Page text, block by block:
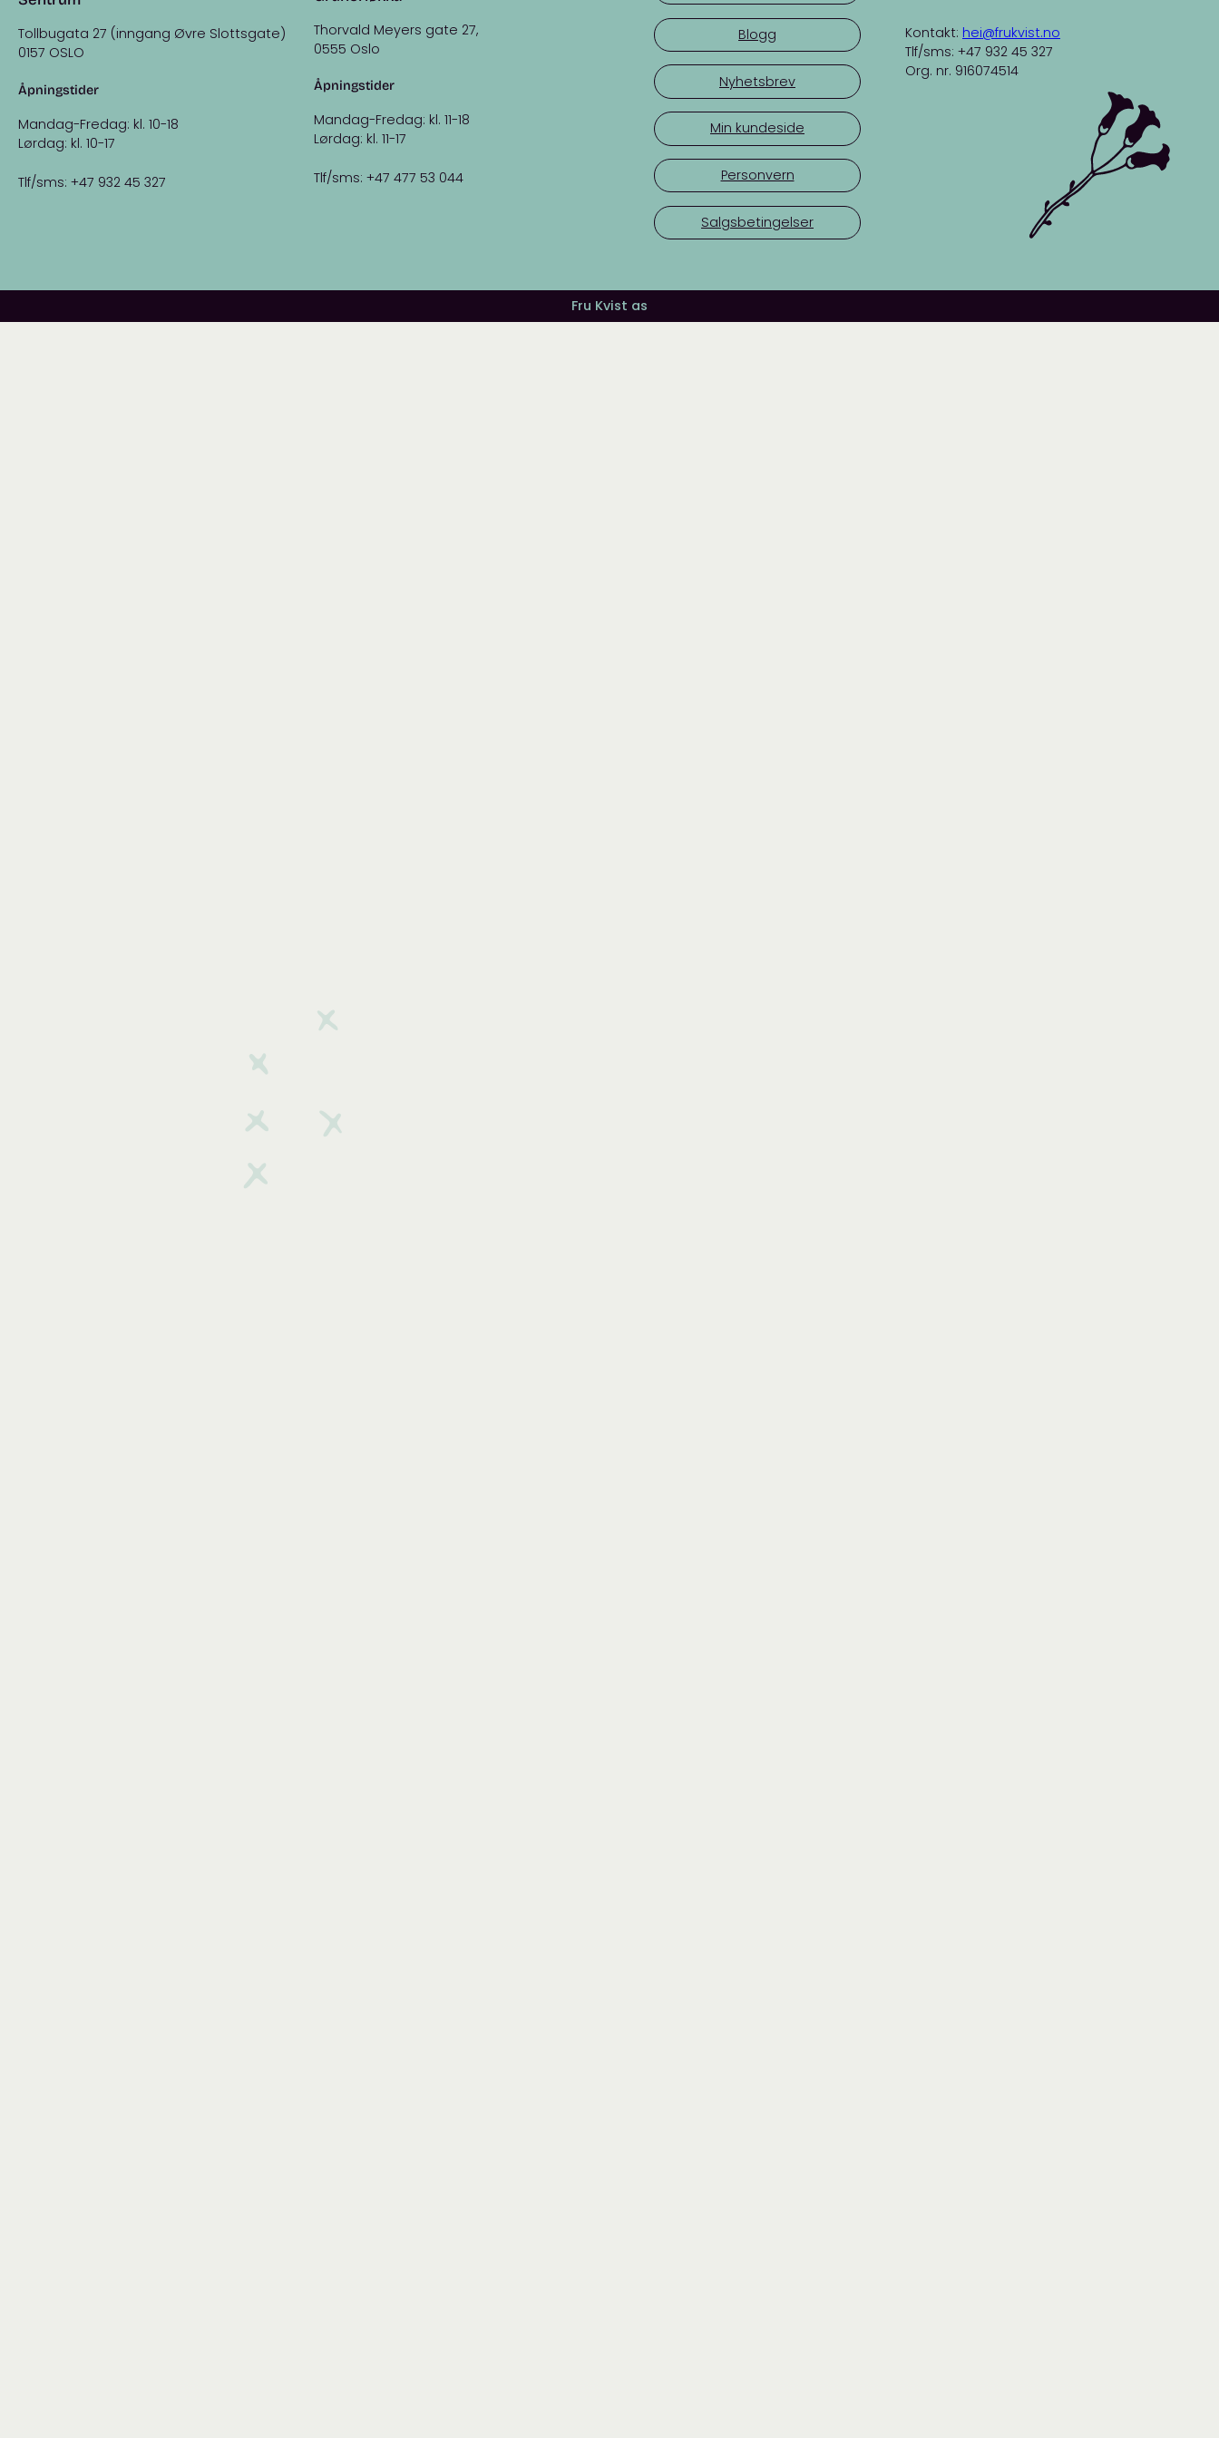
Tollbugata 27 (inngang Øvre Slottsgate)
0157 OSLO
Åpningstider
Mandag-Fredag: kl. 10-18
Lørdag: kl. 10-17
Tlf/sms: +47 932 45 327
Thorvald Meyers gate 27,
0555 Oslo
Åpningstider
Mandag-Fredag: kl. 11-18
Lørdag: kl. 11-17
Tlf/sms: +47 477 53 044
Blogg
Nyhetsbrev
Min kundeside
Personvern
Salgsbetingelser
Kontakt: hei@frukvist.no
Tlf/sms: +47 932 45 327
Org. nr. 916074514
Fru Kvist as